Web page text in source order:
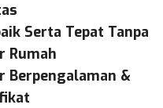
Serta Tepat Tanpa
Rumah
Berpengalaman &